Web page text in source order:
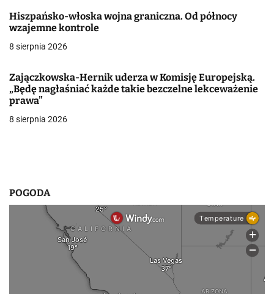
p
i
u
Hiszpańsko-włoska wojna graniczna. Od północy
wzajemne kontrole
8 sierpnia 2026
Zajączkowska-Hernik uderza w Komisję Europejską.
„Będę nagłaśniać każde takie bezczelne lekceważenie
prawa”
8 sierpnia 2026
POGODA